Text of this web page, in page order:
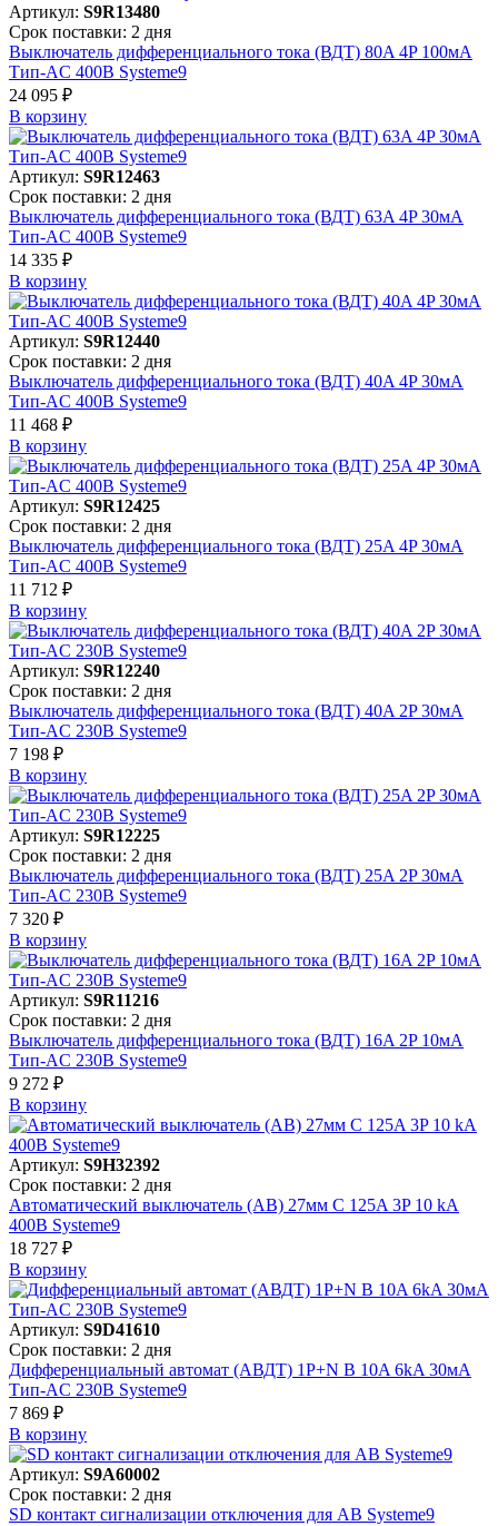
Артикул: S9R13480
Срок поставки: 2 дня
Выключатель дифференциального тока (ВДТ) 80A 4P 100мА
Тип-AC 400В Systeme9
24 095 ₽
В корзинy
Артикул: S9R12463
Срок поставки: 2 дня
Выключатель дифференциального тока (ВДТ) 63A 4P 30мА
Тип-AC 400В Systeme9
14 335 ₽
В корзинy
Артикул: S9R12440
Срок поставки: 2 дня
Выключатель дифференциального тока (ВДТ) 40A 4P 30мА
Тип-AC 400В Systeme9
11 468 ₽
В корзинy
Артикул: S9R12425
Срок поставки: 2 дня
Выключатель дифференциального тока (ВДТ) 25A 4P 30мА
Тип-AC 400В Systeme9
11 712 ₽
В корзинy
Артикул: S9R12240
Срок поставки: 2 дня
Выключатель дифференциального тока (ВДТ) 40A 2P 30мА
Тип-AC 230В Systeme9
7 198 ₽
В корзинy
Артикул: S9R12225
Срок поставки: 2 дня
Выключатель дифференциального тока (ВДТ) 25A 2P 30мА
Тип-AC 230В Systeme9
7 320 ₽
В корзинy
Артикул: S9R11216
Срок поставки: 2 дня
Выключатель дифференциального тока (ВДТ) 16A 2P 10мА
Тип-AC 230В Systeme9
9 272 ₽
В корзинy
Артикул: S9H32392
Срок поставки: 2 дня
Автоматический выключатель (АВ) 27мм C 125A 3P 10 kA
400В Systeme9
18 727 ₽
В корзинy
Артикул: S9D41610
Срок поставки: 2 дня
Дифференциальный автомат (АВДТ) 1P+N B 10A 6kA 30мА
Тип-AC 230В Systeme9
7 869 ₽
В корзинy
Артикул: S9A60002
Срок поставки: 2 дня
SD контакт сигнализации отключения для АВ Systeme9